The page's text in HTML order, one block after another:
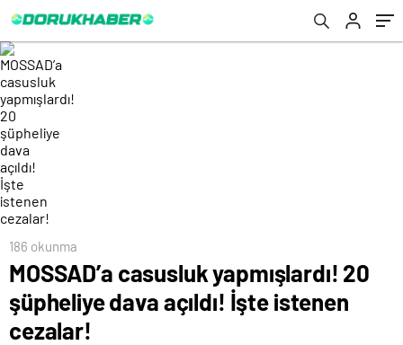
186 okunma
MOSSAD’a casusluk yapmışlardı! 20
şüpheliye dava açıldı! İşte istenen
cezalar!